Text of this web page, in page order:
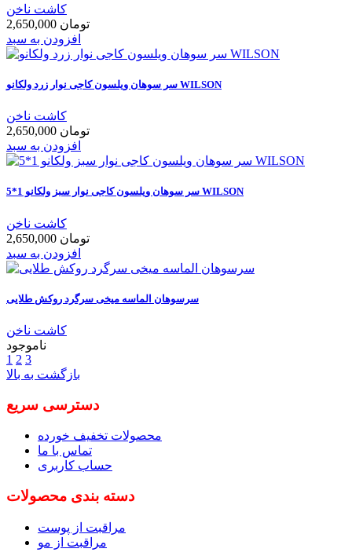
کاشت ناخن
2,650,000 تومان
افزودن به سبد
سر سوهان ویلسون کاجی نوار زرد ولکانو WILSON
کاشت ناخن
2,650,000 تومان
افزودن به سبد
سر سوهان ویلسون کاجی نوار سبز ولکانو 1*5 WILSON
کاشت ناخن
2,650,000 تومان
افزودن به سبد
سرسوهان الماسه میخی سرگرد روکش طلایی
کاشت ناخن
ناموجود
1 2 3
بازگشت به بالا
دسترسی سریع
محصولات تخفیف خورده
تماس با ما
حساب کاربری
دسته بندی محصولات
مراقبت از پوست
مراقبت از مو